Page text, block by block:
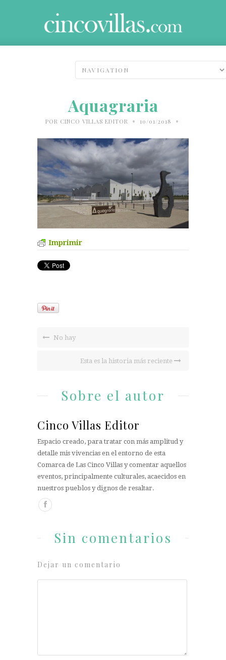
Aquagraria
POR CINCO VILLAS EDITOR • 10/01/2018 •
Imprimir
No hay
Esta es la historia más reciente
Sobre el autor
Cinco Villas Editor
Espacio creado, para tratar con más amplitud y
detalle mis vivencias en el entorno de esta
Comarca de Las Cinco Villas y comentar aquellos
eventos, principalmente culturales, acaecidos en
nuestros pueblos y dignos de resaltar.
Sin comentarios
Dejar un comentario